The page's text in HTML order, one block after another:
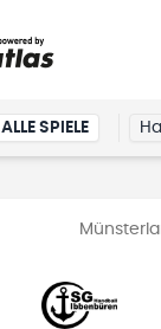
ALLE SPIELE